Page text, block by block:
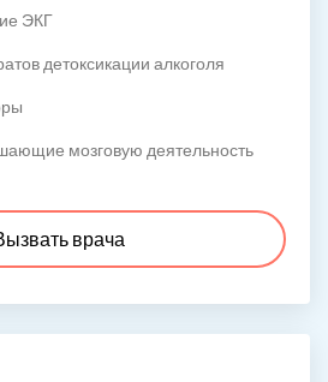
ЭКГ
детоксикации алкоголя
мозговую деятельность
врача